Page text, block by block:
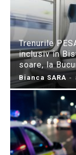
Trenurile
inclusiv în
soare, la
Bianca SARA -